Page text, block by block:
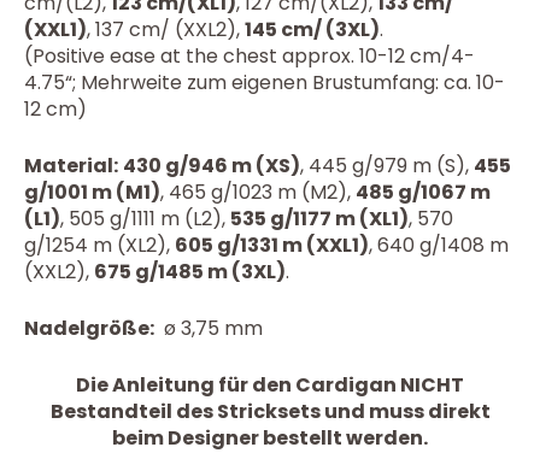
(XXL1), 137 cm/ (XXL2),145 cm/ (3XL).
(Positive ease at the chest approx. 10-12 cm/4-
4.75“; Mehrweite zum eigenen Brustumfang: ca. 10-
12 cm)
Material: 430 g/946 m (XS), 445 g/979 m (S), 455
g/1001 m (M1), 465 g/1023 m (M2), 485 g/1067 m
(L1), 505 g/1111 m (L2), 535 g/1177 m (XL1), 570
g/1254 m (XL2), 605 g/1331 m (XXL1), 640 g/1408 m
(XXL2), 675 g/1485 m (3XL).
Nadelgröße: ø 3,75 mm
Die Anleitung für den Cardigan NICHT
Bestandteil des Stricksets und muss direkt
beim Designer bestellt werden.